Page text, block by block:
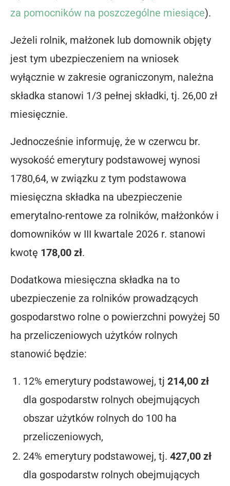
za pomocników na poszczególne miesiące).
Jeżeli rolnik, małżonek lub domownik objęty
jest tym ubezpieczeniem na wniosek
wyłącznie w zakresie ograniczonym, należna
składka stanowi 1/3 pełnej składki, tj. 26,00 zł
miesięcznie.
Jednocześnie informuję, że w czerwcu br.
wysokość emerytury podstawowej wynosi
1780,64, w związku z tym podstawowa
miesięczna składka na ubezpieczenie
emerytalno-rentowe za rolników, małżonków i
domowników w III kwartale 2026 r. stanowi
kwotę 178,00 zł.
Dodatkowa miesięczna składka na to
ubezpieczenie za rolników prowadzących
gospodarstwo rolne o powierzchni powyżej 50
ha przeliczeniowych użytków rolnych
stanowić będzie:
12% emerytury podstawowej, tj 214,00 zł
dla gospodarstw rolnych obejmujących
obszar użytków rolnych do 100 ha
przeliczeniowych,
24% emerytury podstawowej, tj. 427,00 zł
dla gospodarstw rolnych obejmujących